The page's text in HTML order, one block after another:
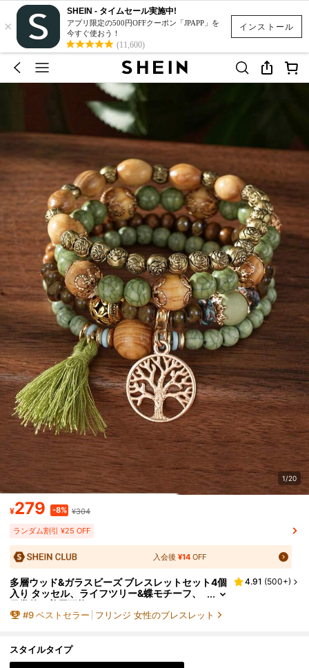
インストール
×
SHEIN - タイムセール実施中!
アプリ限定の500円OFFクーポン「JPAPP」を
今すぐ使おう！
(11,600)
1/20
¥279 -8% ¥304
ランダム割引 ¥25 OFF
入会後¥14 OFF
多層ウッド&ガラスビーズ ブレスレットセット4個
入り タッセル、ライフツリー&蝶モチーフ、
日常的に着用可能
4.91 (500+)
#9 ベストセラー フリンジ 女性のブレスレット
スタイルタイプ